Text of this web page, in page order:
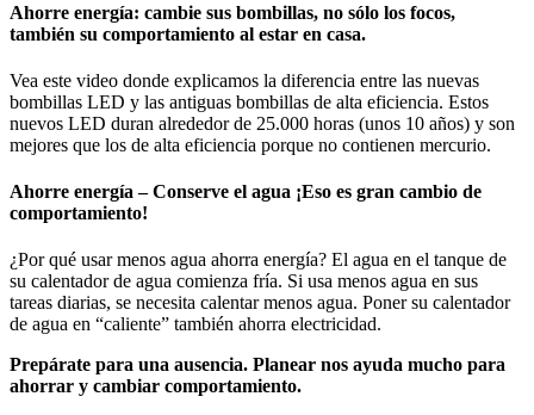
Ahorre energía: cambie sus bombillas, no sólo los focos,
también su comportamiento al estar en casa.
Vea este video donde explicamos la diferencia entre las nuevas
bombillas LED y las antiguas bombillas de alta eficiencia. Estos
nuevos LED duran alrededor de 25.000 horas (unos 10 años) y son
mejores que los de alta eficiencia porque no contienen mercurio.
Ahorre energía – Conserve el agua ¡Eso es gran cambio de
comportamiento!
¿Por qué usar menos agua ahorra energía? El agua en el tanque de
su calentador de agua comienza fría. Si usa menos agua en sus
tareas diarias, se necesita calentar menos agua. Poner su calentador
de agua en “caliente” también ahorra electricidad.
Prepárate para una ausencia. Planear nos ayuda mucho para
ahorrar y cambiar comportamiento.